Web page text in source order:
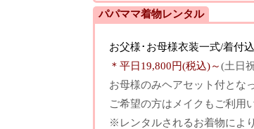
パパママ着物レンタル
お父様･お母様衣装一式/着付込
＊平日19,800円(税込)～(土日
お母様のみヘアセット付とな
ご希望の方はメイクもご利用
※レンタルされるお着物によ